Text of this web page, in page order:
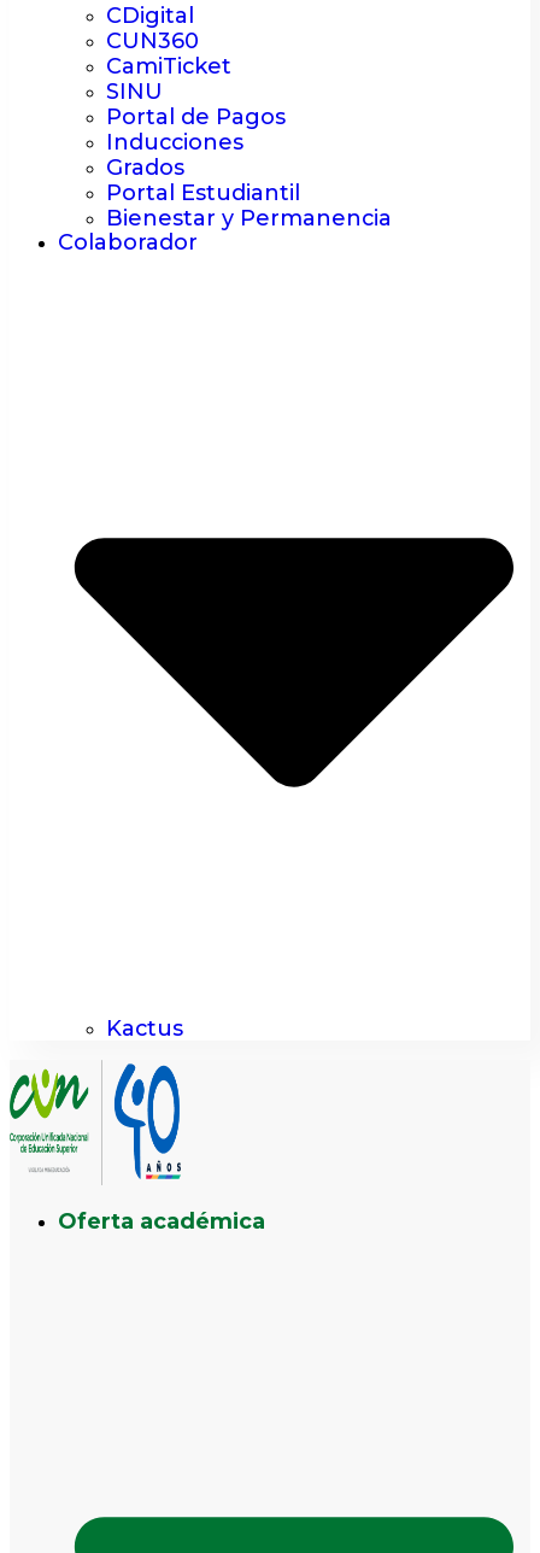
CDigital
CUN360
CamiTicket
SINU
Portal de Pagos
Inducciones
Grados
Portal Estudiantil
Bienestar y Permanencia
Colaborador
Kactus
Oferta académica